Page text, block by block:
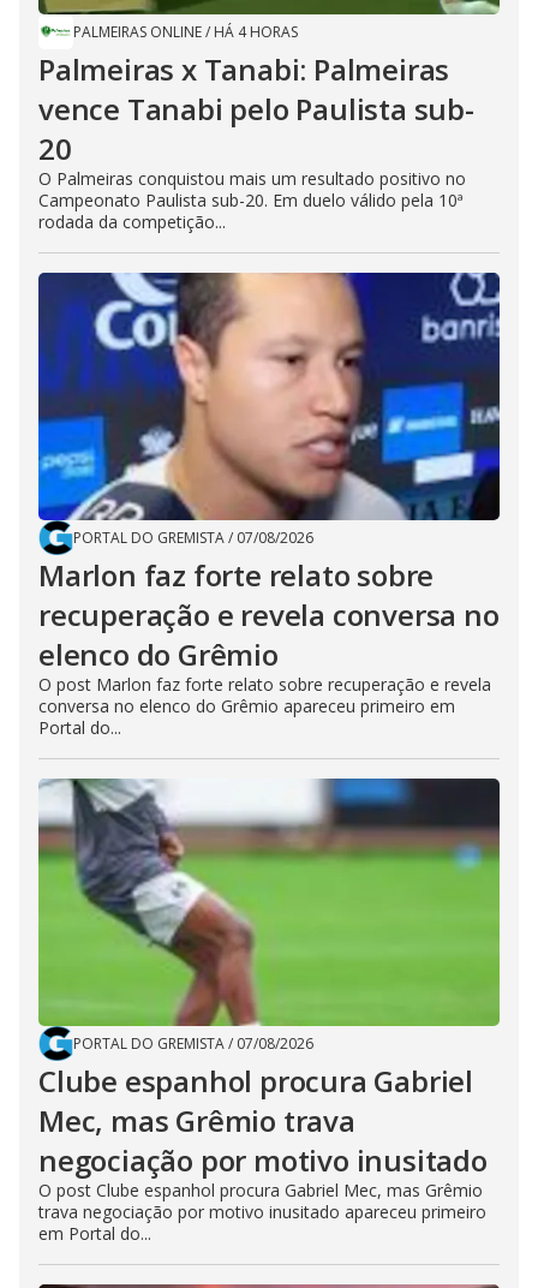
PALMEIRAS ONLINE/ HÁ 4 HORAS
Palmeiras x Tanabi: Palmeiras
vence Tanabi pelo Paulista sub-
20
O Palmeiras conquistou mais um resultado positivo no
Campeonato Paulista sub-20. Em duelo válido pela 10ª
rodada da competição...
PORTAL DO GREMISTA/ 07/08/2026
Marlon faz forte relato sobre
recuperação e revela conversa no
elenco do Grêmio
O post Marlon faz forte relato sobre recuperação e revela
conversa no elenco do Grêmio apareceu primeiro em
Portal do...
PORTAL DO GREMISTA/ 07/08/2026
Clube espanhol procura Gabriel
Mec, mas Grêmio trava
negociação por motivo inusitado
O post Clube espanhol procura Gabriel Mec, mas Grêmio
trava negociação por motivo inusitado apareceu primeiro
em Portal do...